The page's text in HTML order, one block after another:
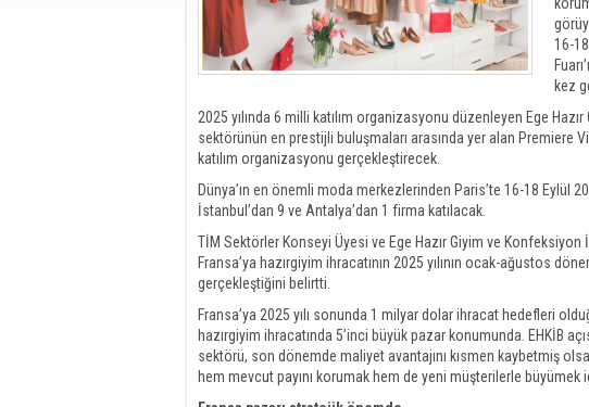
16-
kez
2025 yılında 6 milli katılım organizasyonu düzenleyen Ege
sektörünün en prestijli buluşmaları arasında yer alan Premiere
katılım organizasyonu gerçekleştirecek.
Dünya’ın en önemli moda merkezlerinden Paris’te 16-18 Eylül
İstanbul’dan 9 ve Antalya’dan 1 firma katılacak.
TİM Sektörler Konseyi Üyesi ve Ege Hazır Giyim ve Konfeksiyon
Fransa’ya hazırgiyim ihracatının 2025 yılının ocak-ağustos
gerçekleştiğini belirtti.
Fransa’ya 2025 yılı sonunda 1 milyar dolar ihracat hedefleri
hazırgiyim ihracatında 5’inci büyük pazar konumunda. EHKİB
sektörü, son dönemde maliyet avantajını kısmen kaybetmiş
hem mevcut payını korumak hem de yeni müşterilerle büyümek